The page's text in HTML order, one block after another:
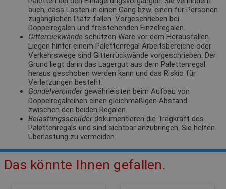
auch, dass Lasten in einen Gang bzw. einen für Personen
zugänglichen Platz fallen. Vorgeschrieben bei
Doppelregalen und freistehenden Einzelregalen.
Gitterrückwände schützen Ware vor dem Herausfallen.
Liegen hinter einem Palettenregal Arbeitsbereiche oder
Verkehrswege sind Gitterrückwände vorgeschrieben. Der
Grund liegt darin das Lagergut aus dem Palettenregal
heraus geschoben werden kann und das Riskio für
Verletzungen besteht.
Gondelverbinder gewährleisten beim Aufbau von
Doppelregalreihen einen gleichmäßigen Abstand
zwischen den beiden Regalen.
Belastungsschilder dokumentieren die Tragkraft des
Palettenregals und sind sichtbar anzubringen. Sie helfen
Überlastung zu vermeiden.
Das könnte Ihnen gefallen.